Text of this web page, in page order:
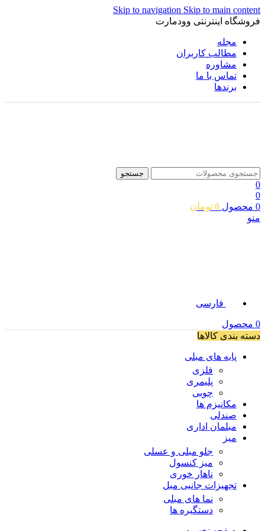
Skip to navigation Skip to main content
فروشگاه اینترنتی وودمارت
مجله
مطالب کاربران
مشاوره
تماس با ما
برندها
جستجو
0
0
0 محصول 0 تومان
منو
فارسی
0 محصول
دسته بندی کالاها
پایه های مبلی
فلزی
پلیمری
چوبی
مکانیزم ها
صندلی
مبلمان اداری
میز
جلو مبلی و عسلی
میز کنسول
ناهار خوری
تجهیزات جانبی مبل
نما های مبلی
دستگیره ها